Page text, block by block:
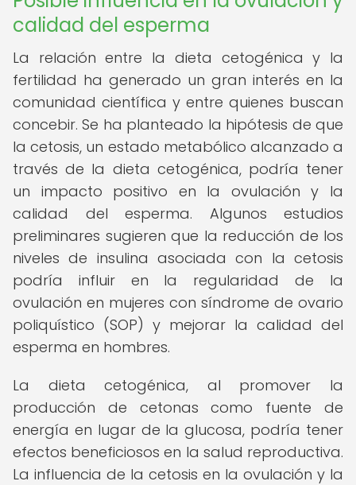
calidad del esperma
La relación entre la dieta cetogénica y la
fertilidad ha generado un gran interés en la
comunidad científica y entre quienes buscan
concebir. Se ha planteado la hipótesis de que
la cetosis, un estado metabólico alcanzado a
través de la dieta cetogénica, podría tener
un impacto positivo en la ovulación y la
calidad del esperma. Algunos estudios
preliminares sugieren que la reducción de los
niveles de insulina asociada con la cetosis
podría influir en la regularidad de la
ovulación en mujeres con síndrome de ovario
poliquístico (SOP) y mejorar la calidad del
esperma en hombres.
La dieta cetogénica, al promover la
producción de cetonas como fuente de
energía en lugar de la glucosa, podría tener
efectos beneficiosos en la salud reproductiva.
La influencia de la cetosis en la ovulación y la